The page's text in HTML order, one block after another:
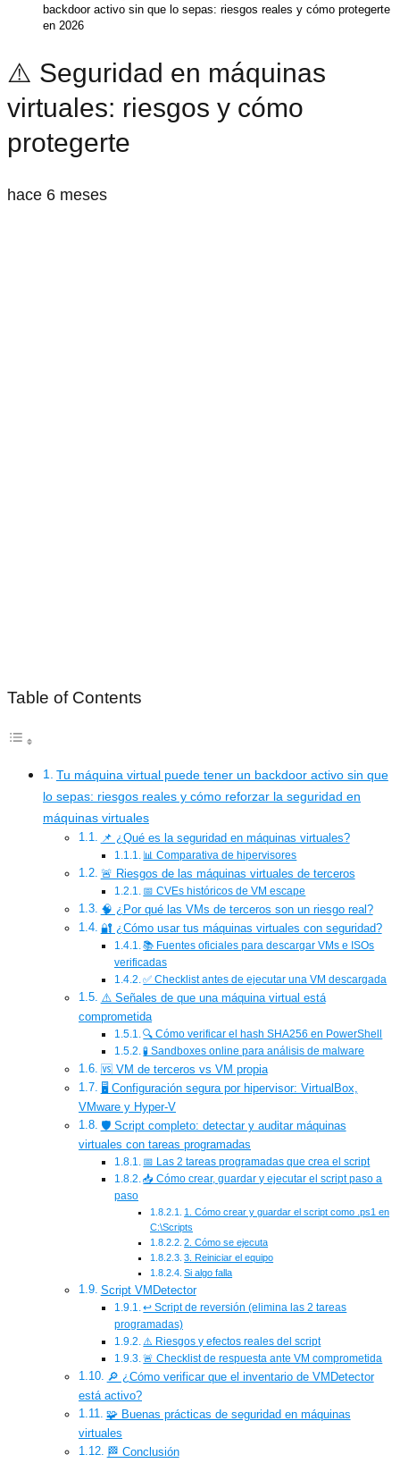
backdoor activo sin que lo sepas: riesgos reales y cómo protegerte
en 2026
⚠️ Seguridad en máquinas
virtuales: riesgos y cómo
protegerte
hace 6 meses
Table of Contents
Tu máquina virtual puede tener un backdoor activo sin que
lo sepas: riesgos reales y cómo reforzar la seguridad en
máquinas virtuales
📌 ¿Qué es la seguridad en máquinas virtuales?
📊 Comparativa de hipervisores
🚨 Riesgos de las máquinas virtuales de terceros
📅 CVEs históricos de VM escape
🧠 ¿Por qué las VMs de terceros son un riesgo real?
🔐 ¿Cómo usar tus máquinas virtuales con seguridad?
📚 Fuentes oficiales para descargar VMs e ISOs
verificadas
✅ Checklist antes de ejecutar una VM descargada
⚠️ Señales de que una máquina virtual está
comprometida
🔍 Cómo verificar el hash SHA256 en PowerShell
🧪 Sandboxes online para análisis de malware
🆚 VM de terceros vs VM propia
🖥️ Configuración segura por hipervisor: VirtualBox,
VMware y Hyper-V
🛡️ Script completo: detectar y auditar máquinas
virtuales con tareas programadas
📅 Las 2 tareas programadas que crea el script
📥 Cómo crear, guardar y ejecutar el script paso a
paso
1. Cómo crear y guardar el script como .ps1 en
C:\Scripts
2. Cómo se ejecuta
3. Reiniciar el equipo
Si algo falla
Script VMDetector
↩️ Script de reversión (elimina las 2 tareas
programadas)
⚠️ Riesgos y efectos reales del script
🚨 Checklist de respuesta ante VM comprometida
🔎 ¿Cómo verificar que el inventario de VMDetector
está activo?
🧩 Buenas prácticas de seguridad en máquinas
virtuales
🏁 Conclusión